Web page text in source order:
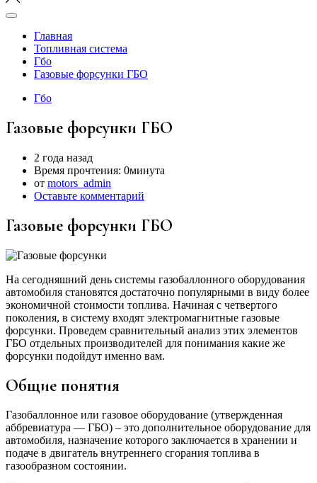
Главная
Топливная система
Гбо
Газовые форсунки ГБО
Гбо
Газовые форсунки ГБО
2 года назад
Время прочтения: 0минута
от motors_admin
Оставьте комментарий
Газовые форсунки ГБО
На сегодняшний день системы газобаллонного оборудования
автомобиля становятся достаточно популярными в виду более
экономичной стоимости топлива. Начиная с четвертого
поколения, в систему входят электромагнитные газовые
форсунки. Проведем сравнительный анализ этих элементов
ГБО отдельных производителей для понимания какие же
форсунки подойдут именно вам.
Общие понятия
Газобаллонное или газовое оборудование (утвержденная
аббревиатура — ГБО) – это дополнительное оборудование для
автомобиля, назначение которого заключается в хранении и
подаче в двигатель внутреннего сгорания топлива в
газообразном состоянии.